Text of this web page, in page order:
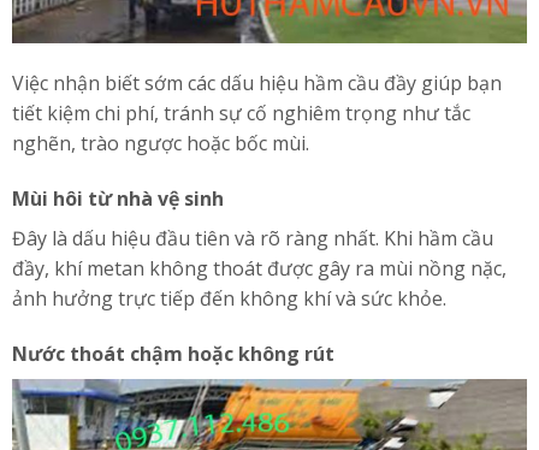
Việc nhận biết sớm các dấu hiệu hầm cầu đầy giúp bạn
tiết kiệm chi phí, tránh sự cố nghiêm trọng như tắc
nghẽn, trào ngược hoặc bốc mùi.
Mùi hôi từ nhà vệ sinh
Đây là dấu hiệu đầu tiên và rõ ràng nhất. Khi hầm cầu
đầy, khí metan không thoát được gây ra mùi nồng nặc,
ảnh hưởng trực tiếp đến không khí và sức khỏe.
Nước thoát chậm hoặc không rút